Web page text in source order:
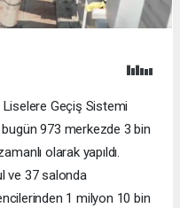
Liselere Geçiş Sistemi
bugün 973 merkezde 3 bin
olarak yapıldı.
ve 37 salonda
1 milyon 10 bin